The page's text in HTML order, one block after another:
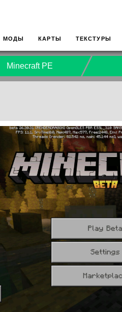
МОДЫ КАРТЫ ТЕКСТУРЫ
Minecraft PE